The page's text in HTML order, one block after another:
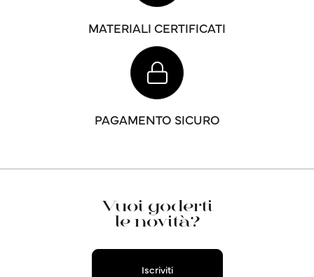
MATERIALI CERTIFICATI
PAGAMENTO SICURO
Vuoi goderti
le novità?
Iscriviti